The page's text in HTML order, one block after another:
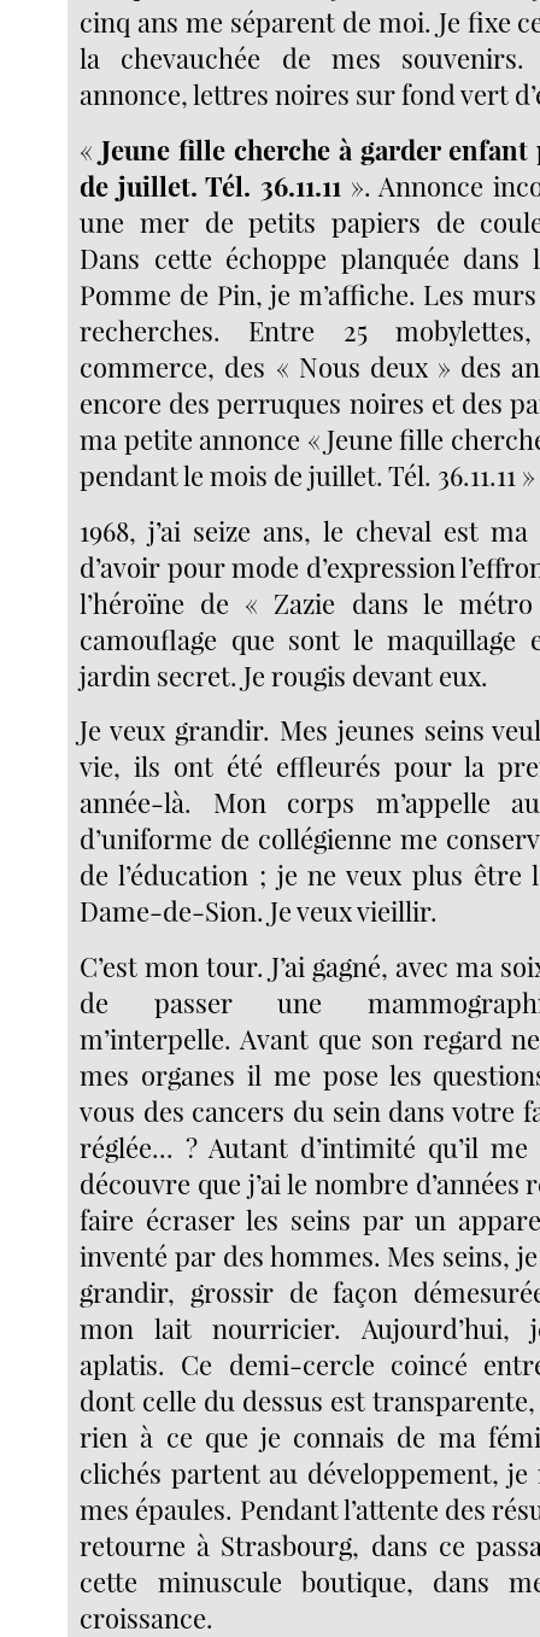
cinq ans me séparent de moi. Je fixe
la chevauchée de mes
annonce, lettres noires sur fond vert
«Jeune fille cherche à garder
de juillet. Tél. 36.11.11 ». Annonce
une mer de petits papiers de
Dans cette échoppe planquée dans
Pomme de Pin, je m’affiche. Les
recherches. Entre 25
commerce, des « Nous deux » des
encore des perruques noires et des
ma petite annonce « Jeune fille
pendant le mois de juillet. Tél. 36.11.11 »
1968, j’ai seize ans, le cheval est
d’avoir pour mode d’expression
l’héroïne de « Zazie dans le
camouflage que sont le maquillage
jardin secret. Je rougis devant eux.
Je veux grandir. Mes jeunes seins
vie, ils ont été effleurés pour la
année-là. Mon corps m’appelle
d’uniforme de collégienne me
de l’éducation ; je ne veux plus être
Dame-de-Sion. Je veux vieillir.
C’est mon tour. J’ai gagné, avec ma
de passer une
m’interpelle. Avant que son regard
mes organes il me pose les
vous des cancers du sein dans votre
réglée... ? Autant d’intimité qu’il
découvre que j’ai le nombre d’années
faire écraser les seins par un
inventé par des hommes. Mes seins,
grandir, grossir de façon
mon lait nourricier. Aujourd’hui,
aplatis. Ce demi-cercle coincé
dont celle du dessus est
rien à ce que je connais de ma
clichés partent au développement, je
mes épaules. Pendant l’attente des
retourne à Strasbourg, dans ce
cette minuscule boutique, dans
croissance.